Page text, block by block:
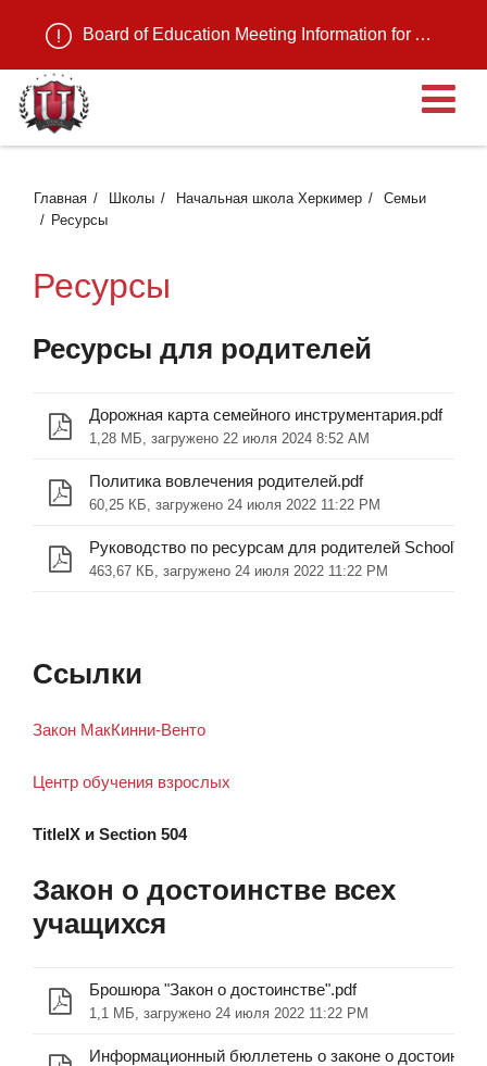
Board of Education Meeting Information for August 11, 2026
Главная Школы Начальная школа Херкимер
Семьи
Ресурсы
Ресурсы
Ресурсы для родителей
Дорожная карта семейного инструментария.pdf
1,28 МБ, загружено 22 июля 2024 8:52 AM
Политика вовлечения родителей.pdf
60,25 КБ, загружено 24 июля 2022 11:22 PM
Руководство по ресурсам для родителей
463,67 КБ, загружено 24 июля 2022 11:22 PM
Ссылки
Закон МакКинни-Венто
Центр обучения взрослых
TitleIX и Section 504
Закон о достоинстве всех
учащихся
Брошюра "Закон о достоинстве".pdf
1,1 МБ, загружено 24 июля 2022 11:22 PM
Информационный бюллетень о законе о